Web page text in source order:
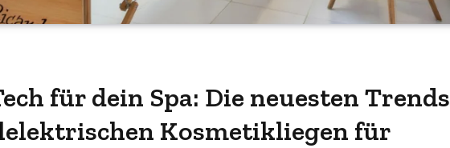
für dein Spa: Die neuesten Trends
Kosmetikliegen für